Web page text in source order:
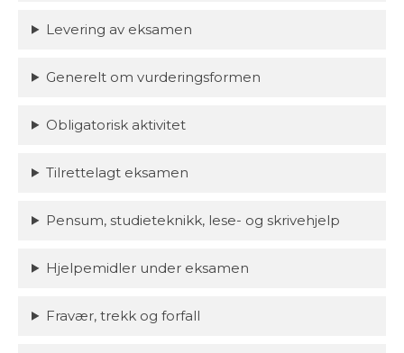
Levering av eksamen
Generelt om vurderingsformen
Obligatorisk aktivitet
Tilrettelagt eksamen
Pensum, studieteknikk, lese- og skrivehjelp
Hjelpemidler under eksamen
Fravær, trekk og forfall